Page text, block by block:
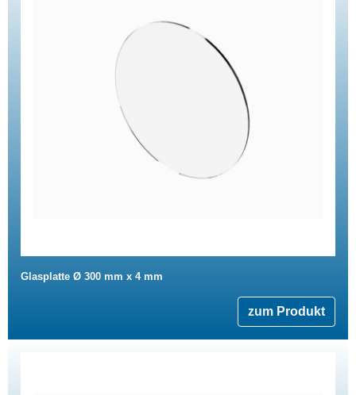
Glasplatte Ø 300 mm x 4 mm
zum Produkt